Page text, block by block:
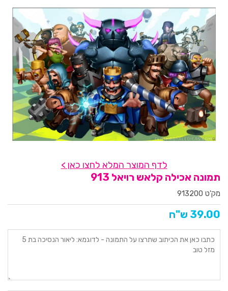
לדף המוצר המלא לחצו כאן >
תמונה אכילה קלאש רויאל 913
מק'ט 913200
39.00 ש"ח